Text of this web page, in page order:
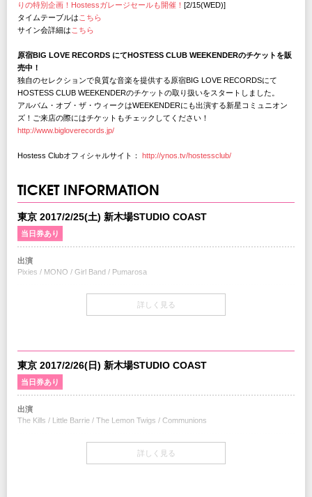
りの特別企画！Hostessガレージセールも開催！ [2/15(WED)]
タイムテーブルは こちら
サイン会詳細は こちら
原宿BIG LOVE RECORDS にてHOSTESS CLUB WEEKENDERのチケットを販
売中！
独自のセレクションで良質な音楽を提供する原宿BIG LOVE RECORDSにて
HOSTESS CLUB WEEKENDERのチケットの取り扱いをスタートしました。
アルバム・オブ・ザ・ウィークはWEEKENDERにも出演する新星コミュニオン
ズ！ご来店の際にはチケットもチェックしてください！
http://www.bigloverecords.jp/
Hostess Clubオフィシャルサイト： http://ynos.tv/hostessclub/
TICKET INFORMATION
東京 2017/2/25(土) 新木場STUDIO COAST
当日券あり
出演
Pixies / MONO / Girl Band / Pumarosa
12:30～会場当日券売り場にて販売
1日券：￥9,000-(税込/All Standing)
チケット
2日通し券：￥13,900-(税込/1Drink別) SOLDOUT
1日券：￥8,500-(税込/1Drink別)
詳しく見る
東京 2017/2/26(日) 新木場STUDIO COAST
当日券あり
出演
The Kills / Little Barrie / The Lemon Twigs / Communions
詳しく見る